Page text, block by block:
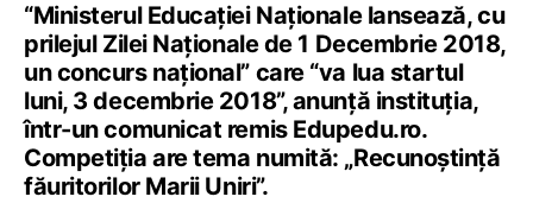
“Ministerul Educației Naționale lansează, cu
prilejul Zilei Naționale de 1 Decembrie 2018,
un concurs național” care “va lua startul
luni, 3 decembrie 2018”, anunță instituția,
într-un comunicat remis Edupedu.ro.
Competiția are tema numită: „Recunoștință
făuritorilor Marii Uniri”.